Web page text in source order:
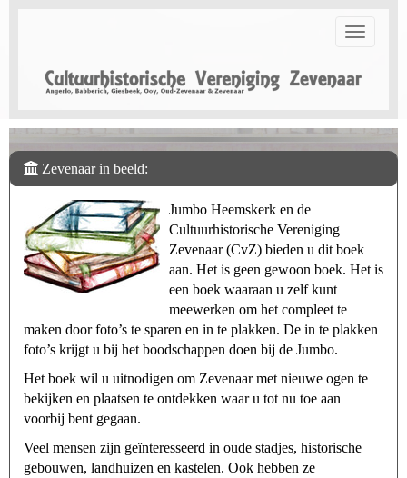
Toggle
Zevenaar in beeld:
Jumbo Heemskerk en de
Cultuurhistorische Vereniging
Zevenaar (CvZ) bieden u dit boek
aan. Het is geen gewoon boek. Het is
een boek waaraan u zelf kunt
meewerken om het compleet te
maken door foto’s te sparen en in te plakken. De in te plakken
foto’s krijgt u bij het boodschappen doen bij de Jumbo.
Het boek wil u uitnodigen om Zevenaar met nieuwe ogen te
bekijken en plaatsen te ontdekken waar u tot nu toe aan
voorbij bent gegaan.
Veel mensen zijn geïnteresseerd in oude stadjes, historische
gebouwen, landhuizen en kastelen. Ook hebben ze